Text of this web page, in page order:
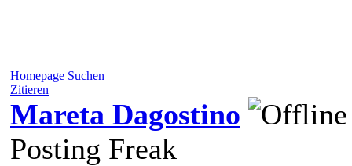
Homepage Suchen
Zitieren
Mareta Dagostino
Posting Freak